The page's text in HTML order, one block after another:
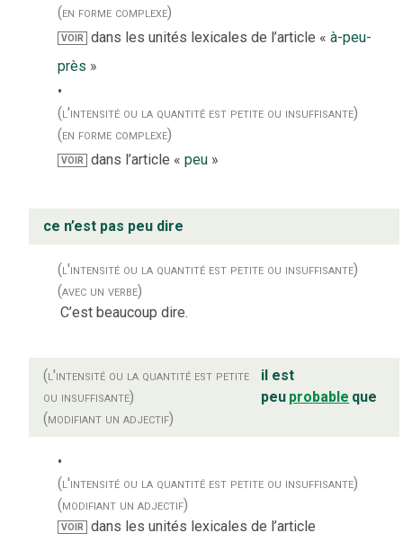
(en forme complexe)
VOIR dans les unités lexicales de l’article «à-peu-
près »
(l'intensité ou la quantité est petite ou insuffisante)
(en forme complexe)
VOIR dans l’article «peu »
ce n’est pas peu dire
(l'intensité ou la quantité est petite ou insuffisante)
(avec un verbe)
C’est beaucoup dire.
(l'intensité ou la quantité est petite
ou insuffisante)
(modifiant un adjectif)
il est
peu probable que
(l'intensité ou la quantité est petite ou insuffisante)
(modifiant un adjectif)
VOIR
dans les unités lexicales de l’article